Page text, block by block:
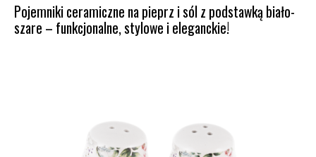
Pojemniki ceramiczne na pieprz i sól z podstawką biało-
szare – funkcjonalne, stylowe i eleganckie!